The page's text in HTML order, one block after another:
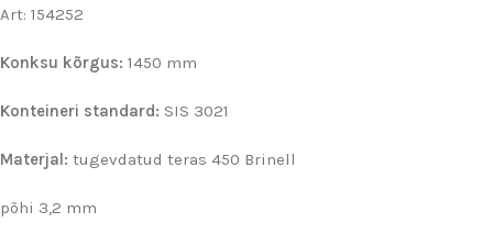
Art: 154252
Konksu kõrgus: 1450 mm
Konteineri standard: SIS 3021
Materjal: tugevdatud teras 450 Brinell
põhi 3,2 mm